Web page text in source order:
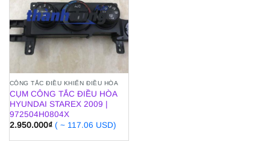
CÔNG TẮC ĐIỀU KHIỂN ĐIỀU HÒA
CỤM CÔNG TẮC ĐIỀU HÒA
HYUNDAI STAREX 2009 |
972504H0804X
2.950.000₫ ( ~ 117.06 USD)